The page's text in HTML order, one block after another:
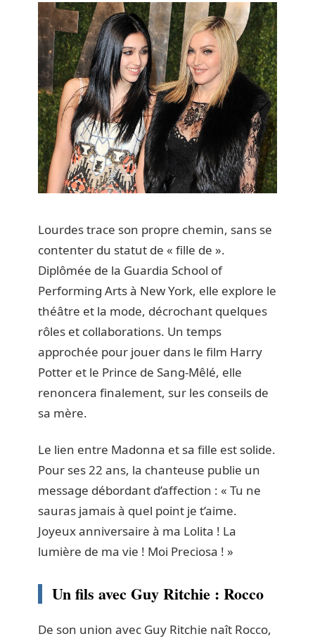
Lourdes trace son propre chemin, sans se
contenter du statut de « fille de ».
Diplômée de la Guardia School of
Performing Arts à New York, elle explore le
théâtre et la mode, décrochant quelques
rôles et collaborations. Un temps
approchée pour jouer dans le film Harry
Potter et le Prince de Sang-Mêlé, elle
renoncera finalement, sur les conseils de
sa mère.
Le lien entre Madonna et sa fille est solide.
Pour ses 22 ans, la chanteuse publie un
message débordant d’affection : « Tu ne
sauras jamais à quel point je t’aime.
Joyeux anniversaire à ma Lolita ! La
lumière de ma vie ! Moi Preciosa ! »
Un fils avec Guy Ritchie : Rocco
De son union avec Guy Ritchie naît Rocco,